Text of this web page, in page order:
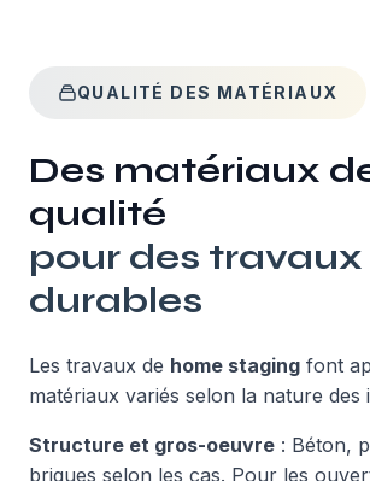
QUALITÉ DES MATÉRIAUX
Des matériaux
qualité
pour des travaux
durables
Les travaux de home staging font
matériaux variés selon la nature des
Structure et gros-oeuvre : Béton,
briques selon les cas. Pour les